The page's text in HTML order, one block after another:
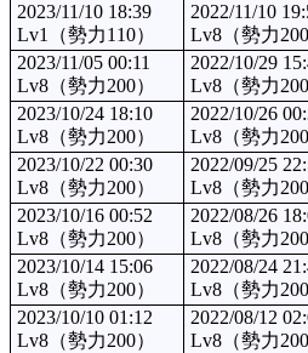
2023/11/10 18:39
Lv1（勢力110）
2022/11/10
Lv8（勢力200
2023/11/05 00:11
Lv8（勢力200）
2022/10/29
Lv8（勢力200
2023/10/24 18:10
Lv8（勢力200）
2022/10/26
Lv8（勢力200
2023/10/22 00:30
Lv8（勢力200）
2022/09/25
Lv8（勢力200
2023/10/16 00:52
Lv8（勢力200）
2022/08/26
Lv8（勢力200
2023/10/14 15:06
Lv8（勢力200）
2022/08/24
Lv8（勢力200
2023/10/10 01:12
Lv8（勢力200）
2022/08/12
Lv8（勢力200